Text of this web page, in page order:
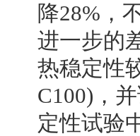
降28%，
进一步的
热稳定性
C100)，
定性试验